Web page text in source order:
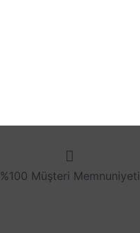
%100 Müşteri Memnuniyeti